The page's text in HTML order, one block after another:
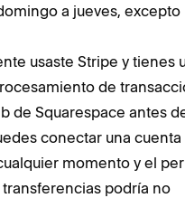
a jueves, excepto
usaste Stripe y tienes
de
de Squarespace antes
conectar una cuenta
momento y el
podría no